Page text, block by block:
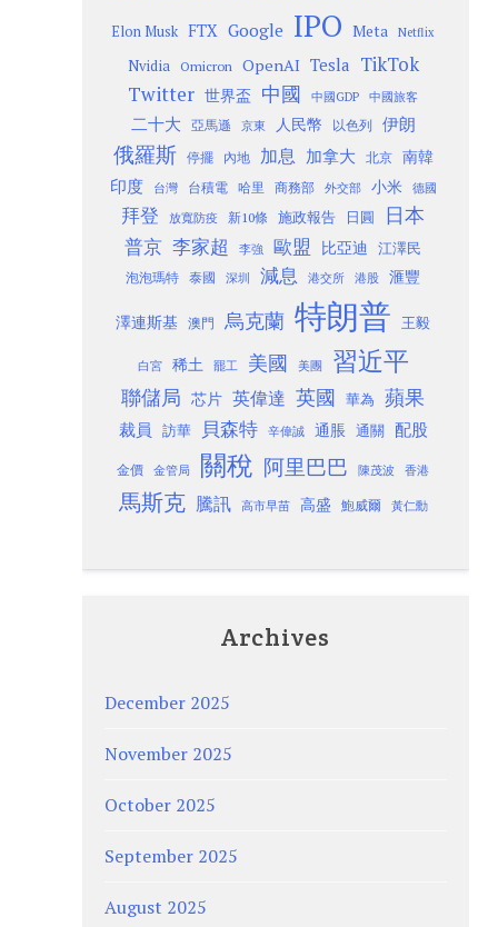
Elon Musk FTX Google IPO Meta Netflix
Nvidia Omicron OpenAI Tesla TikTok
Twitter 世界盃 中國 中國GDP 中國旅客
二十大 亞馬遜 京東 人民幣 以色列 伊朗
俄羅斯 停擺 內地 加息 加拿大 北京
南韓
印度
台灣 台積電 哈里 商務部 外交部 小米 德國
拜登 放寬防疫 新10條 施政報告 日圓 日本
普京 李家超 李強 歐盟 比亞迪 江澤民
泡泡瑪特 泰國 深圳 減息 港交所 港股 滙豐
澤連斯基 澳門 烏克蘭 特朗普 王毅
白宮 稀土 罷工 美國 美團 習近平
聯儲局 芯片 英偉達 英國 華為 蘋果
裁員 訪華 貝森特 辛偉誠 通脹 通關 配股
金價 金管局 關稅 阿里巴巴 陳茂波 香港
馬斯克 騰訊 高市早苗 高盛 鮑威爾 黃仁勳
Archives
December 2025
November 2025
October 2025
September 2025
August 2025